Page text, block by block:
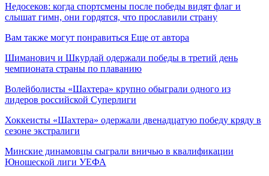
Недосеков: когда спортсмены после победы видят флаг и
слышат гимн, они гордятся, что прославили страну
Вам также могут понравиться Еще от автора
Шиманович и Шкурдай одержали победы в третий день
чемпионата страны по плаванию
Волейболисты «Шахтера» крупно обыграли одного из
лидеров российской Суперлиги
Хоккеисты «Шахтера» одержали двенадцатую победу кряду в
сезоне экстралиги
Минские динамовцы сыграли вничью в квалификации
Юношеской лиги УЕФА